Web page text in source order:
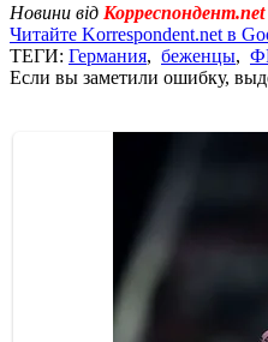
Новини від Корреспондент.net
Читайте Korrespondent.net в
ТЕГИ: Германия, беженцы,
Если вы заметили ошибку,